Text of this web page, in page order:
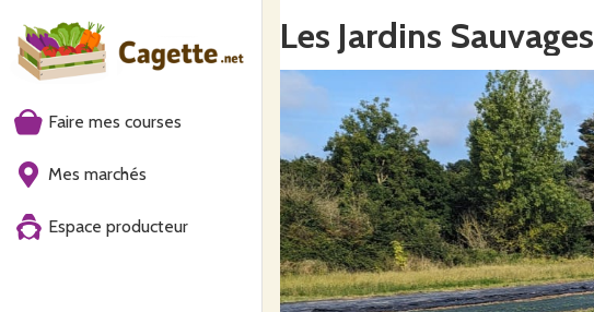
Faire mes courses
Mes marchés
Espace producteur
Les Jardins Sauvages